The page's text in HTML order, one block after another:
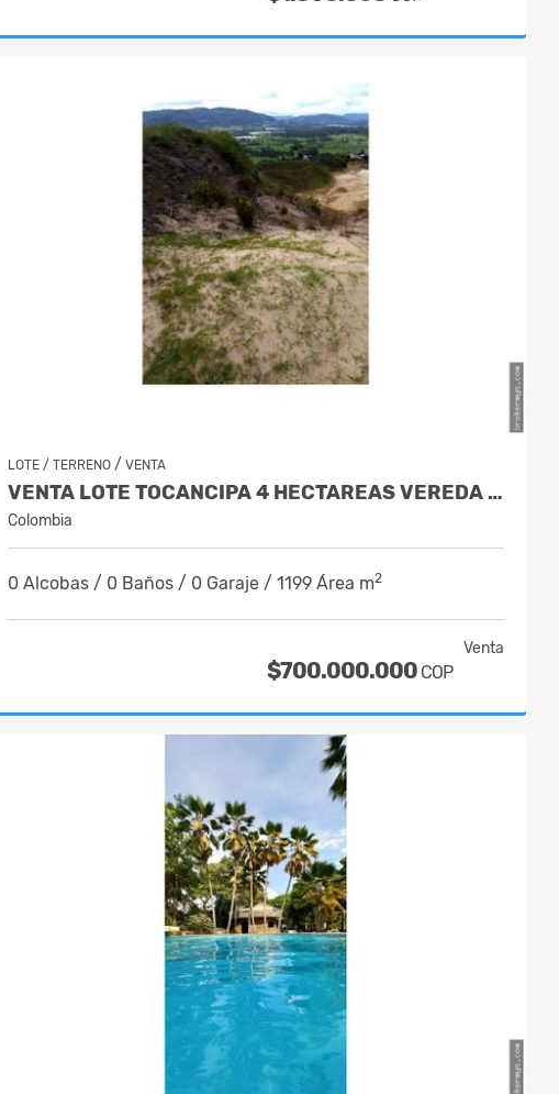
LOTE / TERRENO / VENTA
VENTA LOTE TOCANCIPA 4 HECTAREAS VEREDA LA ESMERALDA
Colombia
0 Alcobas / 0 Baños / 0 Garaje / 1199 Área m2
Venta
$700.000.000 COP